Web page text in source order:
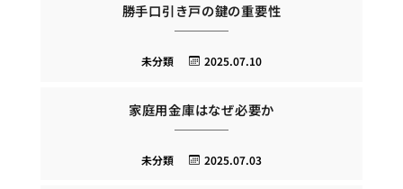
勝手口引き戸の鍵の重要性
2025.07.10
未分類
家庭用金庫はなぜ必要か
2025.07.03
未分類